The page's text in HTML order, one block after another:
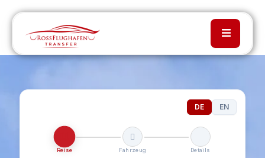
DE EN
Reise Fahrzeug Details